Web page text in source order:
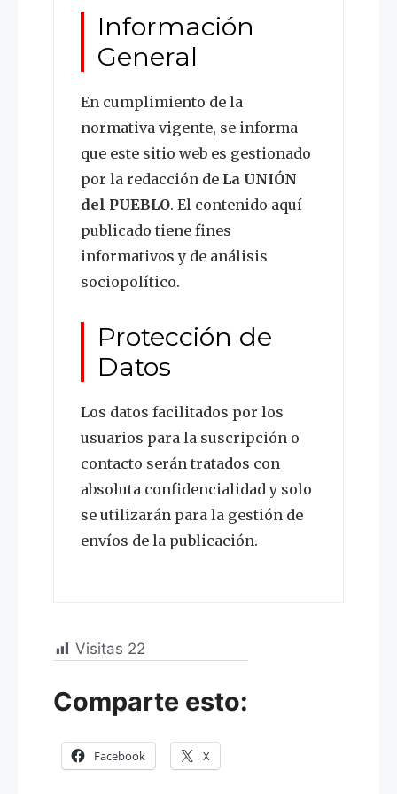
Información
General
En cumplimiento de la
normativa vigente, se informa
que este sitio web es gestionado
por la redacción de La UNIÓN
del PUEBLO. El contenido aquí
publicado tiene fines
informativos y de análisis
sociopolítico.
Protección de
Datos
Los datos facilitados por los
usuarios para la suscripción o
contacto serán tratados con
absoluta confidencialidad y solo
se utilizarán para la gestión de
envíos de la publicación.
Visitas 22
Comparte esto:
Facebook X